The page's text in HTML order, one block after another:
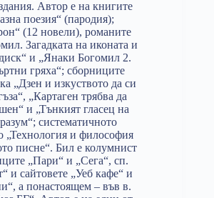
Автор е на книгите
поезия“ (пародия);
(12 новели), романите
Загадката на иконата и
и „Янаки Богомил 2.
гряха“; сборниците
„Дзен и изкуството да си
„Картаген трябва да
и „Тънкият гласец на
систематичното
„Технология и философия
писне“. Бил е колумнист
„Пари“ и „Сега“, сп.
и сайтовете „Уеб кафе“ и
а понастоящем – във в.